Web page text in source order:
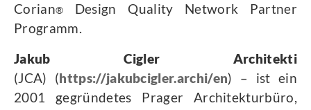
Corian®
Design Quality Network Partner
Programm.
Jakub Cigler Architekti
(JCA)
(https://jakubcigler.archi/en) – ist ein
2001 gegründetes Prager Architekturbüro,